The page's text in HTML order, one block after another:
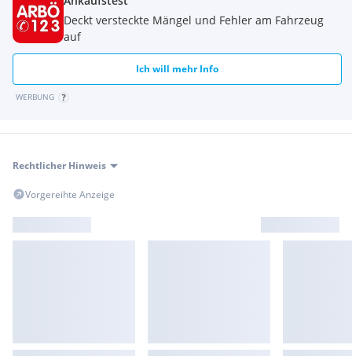
Deckt versteckte Mängel und Fehler am Fahrzeug
auf
Ich will mehr Info
WERBUNG
Rechtlicher Hinweis
Vorgereihte Anzeige